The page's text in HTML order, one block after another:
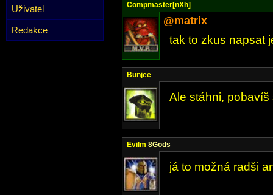
Uživatel
Redakce
Compmaster[nXh]
@matrix
tak to zkus napsat
Bunjee
Ale stáhni, pobavíš
Evilm 8Gods
já to možná radši